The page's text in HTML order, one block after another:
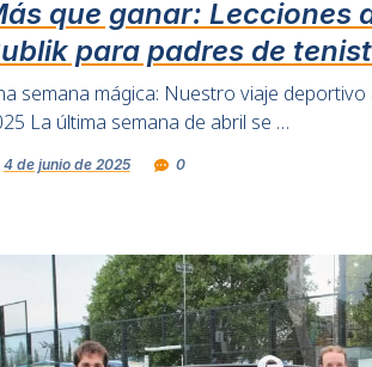
que ganar: Lecciones
para padres de
semana mágica: Nuestro viaje
La última semana de abril se …
4 de junio de 2025 0